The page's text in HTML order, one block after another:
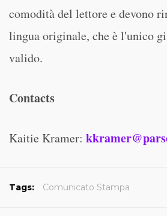
comodità del lettore e devono
lingua originale, che è l'unico
valido.
Contacts
Kaitie Kramer:
Tags: Comunicato Stampa